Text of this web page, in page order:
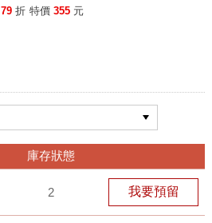
79 折 特價 355 元
庫存狀態
2 我要預留